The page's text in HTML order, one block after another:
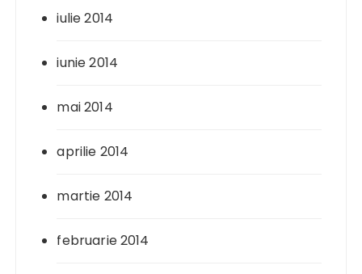
iulie 2014
iunie 2014
mai 2014
aprilie 2014
martie 2014
februarie 2014